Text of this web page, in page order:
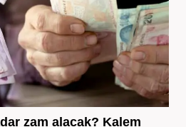
zam alacak? Kalem